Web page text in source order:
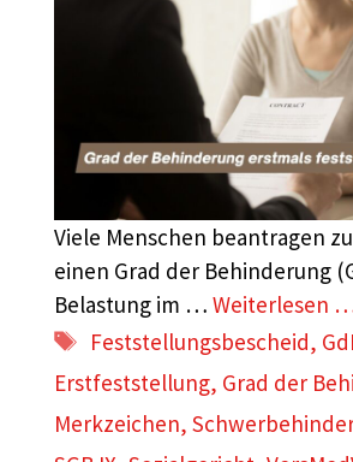
Viele Menschen beantragen
einen Grad der Behinderung
Belastung im … Weiterlesen
Schlagwörter
Feststellungsbescheid,
Erstfeststellung, Grad der
Merkzeichen,